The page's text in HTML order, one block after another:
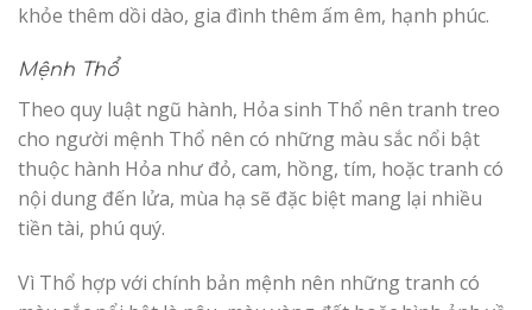
khỏe thêm dồi dào, gia đình thêm ấm êm, hạnh phúc.
Mệnh Thổ
Theo quy luật ngũ hành, Hỏa sinh Thổ nên tranh treo
cho người mệnh Thổ nên có những màu sắc nổi bật
thuộc hành Hỏa như đỏ, cam, hồng, tím, hoặc tranh có
nội dung đến lửa, mùa hạ sẽ đặc biệt mang lại nhiều
tiền tài, phú quý.
Vì Thổ hợp với chính bản mệnh nên những tranh có